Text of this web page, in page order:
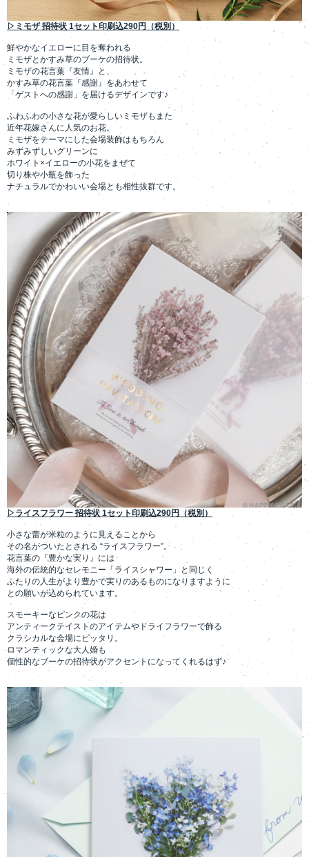
▷ミモザ 招待状 1セット印刷込290円（税別）
鮮やかなイエローに目を奪われる
ミモザとかすみ草のブーケの招待状。
ミモザの花言葉『友情』と、
かすみ草の花言葉『感謝』をあわせて
「ゲストへの感謝」を届けるデザインです♪
ふわふわの小さな花が愛らしいミモザもまた
近年花嫁さんに人気のお花。
ミモザをテーマにした会場装飾はもちろん
みずみずしいグリーンに
ホワイト×イエローの小花をまぜて
切り株や小瓶を飾った
ナチュラルでかわいい会場とも相性抜群です。
▷ライスフラワー 招待状 1セット印刷込290円（税別）
小さな蕾が米粒のように見えることから
その名がついたとされる “ライスフラワー”。
花言葉の『豊かな実り』には
海外の伝統的なセレモニー「ライスシャワー」と同じく
ふたりの人生がより豊かで実りのあるものになりますように
との願いが込められています。
スモーキーなピンクの花は
アンティークテイストのアイテムやドライフラワーで飾る
クラシカルな会場にピッタリ。
ロマンティックな大人婚も
個性的なブーケの招待状がアクセントになってくれるはず♪